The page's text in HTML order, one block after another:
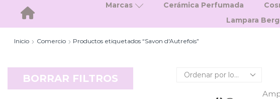
Inicio
Marcas Cerámica Perfumada
Lampara
Inicio Comercio Productos etiquetados “Savon d'Autrefois”
BORRAR FILTROS